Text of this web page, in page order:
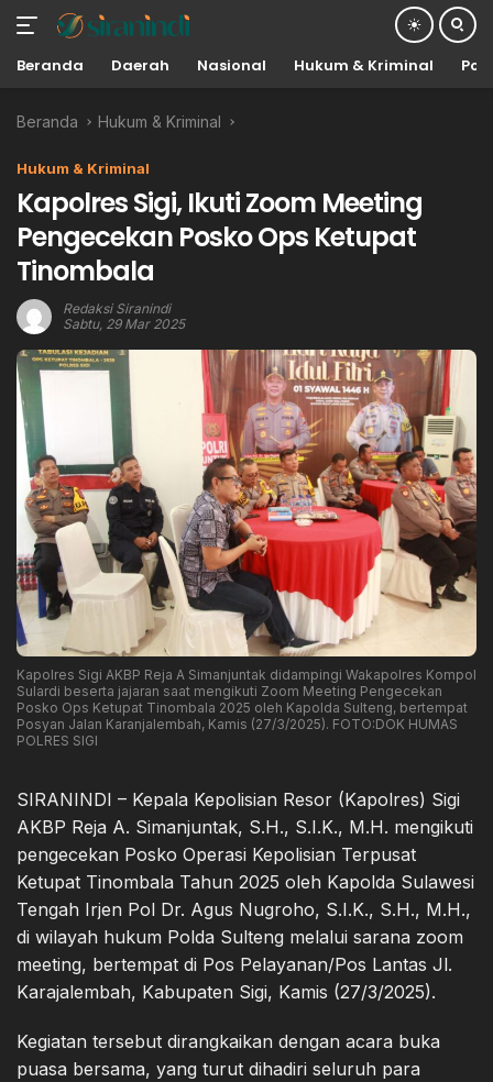
Beranda Daerah Nasional Hukum & Kriminal
Beranda Hukum & Kriminal
Hukum & Kriminal
Kapolres Sigi, Ikuti Zoom Meeting
Pengecekan Posko Ops Ketupat
Tinombala
Redaksi Siranindi
Sabtu, 29 Mar 2025
Kapolres Sigi AKBP Reja A Simanjuntak didampingi Wakapolres Kompol
Sulardi beserta jajaran saat mengikuti Zoom Meeting Pengecekan
Posko Ops Ketupat Tinombala 2025 oleh Kapolda Sulteng, bertempat
Posyan Jalan Karanjalembah, Kamis (27/3/2025). FOTO:DOK HUMAS
POLRES SIGI
SIRANINDI – Kepala Kepolisian Resor (Kapolres) Sigi
AKBP Reja A. Simanjuntak, S.H., S.I.K., M.H. mengikuti
pengecekan Posko Operasi Kepolisian Terpusat
Ketupat Tinombala Tahun 2025 oleh Kapolda Sulawesi
Tengah Irjen Pol Dr. Agus Nugroho, S.I.K., S.H., M.H.,
di wilayah hukum Polda Sulteng melalui sarana zoom
meeting, bertempat di Pos Pelayanan/Pos Lantas Jl.
Karajalembah, Kabupaten Sigi, Kamis (27/3/2025).
Kegiatan tersebut dirangkaikan dengan acara buka
puasa bersama, yang turut dihadiri seluruh para